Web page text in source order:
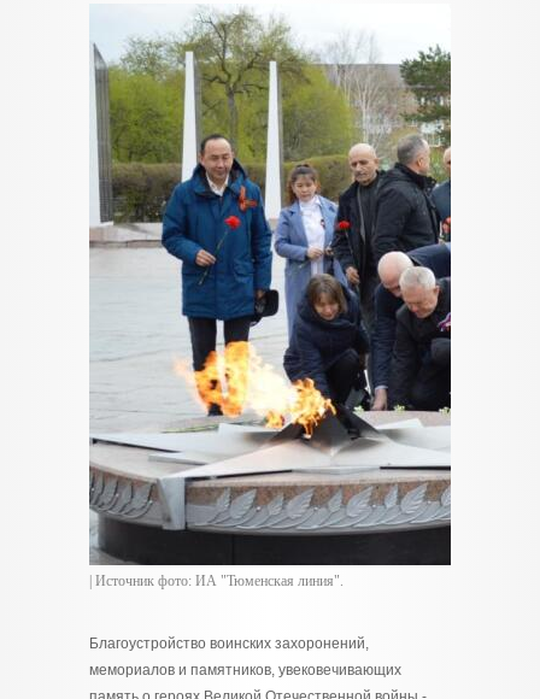
| Источник фото: ИА "Тюменская линия".
Благоустройство воинских захоронений,
мемориалов и памятников, увековечивающих